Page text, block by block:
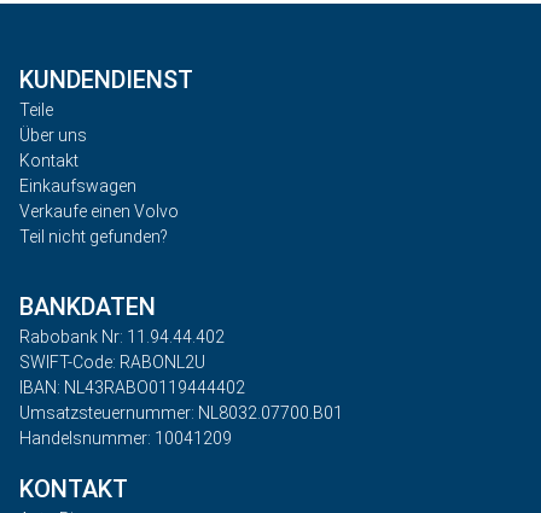
KUNDENDIENST
Teile
Über uns
Kontakt
Einkaufswagen
Verkaufe einen Volvo
Teil nicht gefunden?
BANKDATEN
Rabobank Nr: 11.94.44.402
SWIFT-Code: RABONL2U
IBAN: NL43RABO0119444402
Umsatzsteuernummer: NL8032.07700.B01
Handelsnummer: 10041209
KONTAKT